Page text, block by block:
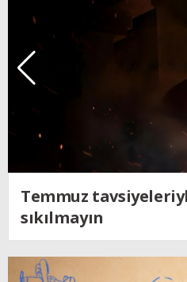
Kendine dönen
Odysseus´u